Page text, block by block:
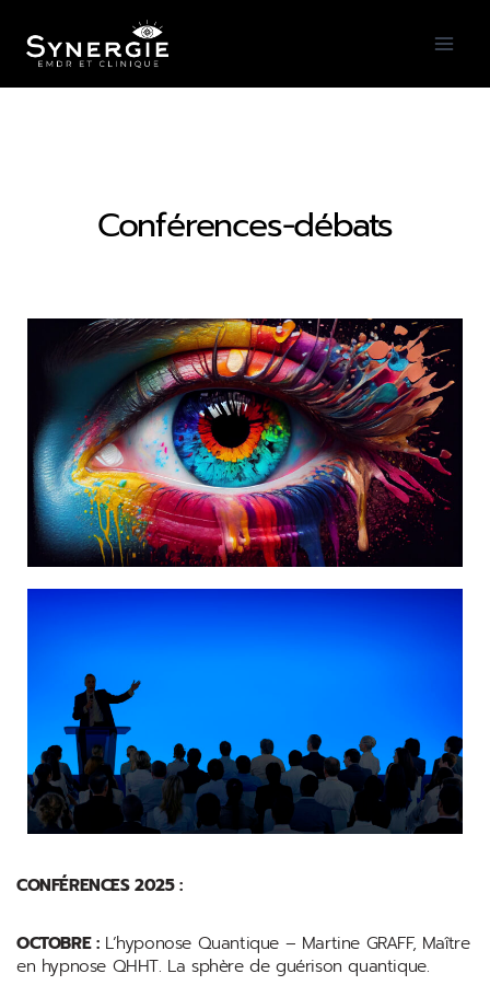
Conférences-débats
CONFÉRENCES 2025 :
OCTOBRE :L’hyponose Quantique – Martine GRAFF, Maître
en hypnose QHHT. La sphère de guérison quantique.